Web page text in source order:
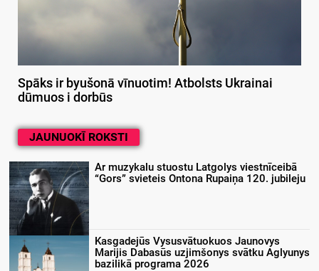
Spāks ir byušonā vīnuotim! Atbolsts Ukrainai
dūmuos i dorbūs
JAUNUOKĪ ROKSTI
Ar muzykalu stuostu Latgolys viestnīceibā
“Gors” svieteis Ontona Rupaiņa 120. jubileju
Kasgadejūs Vysusvātuokuos Jaunovys
Marijis Dabasūs uzjimšonys svātku Aglyunys
bazilikā programa 2026